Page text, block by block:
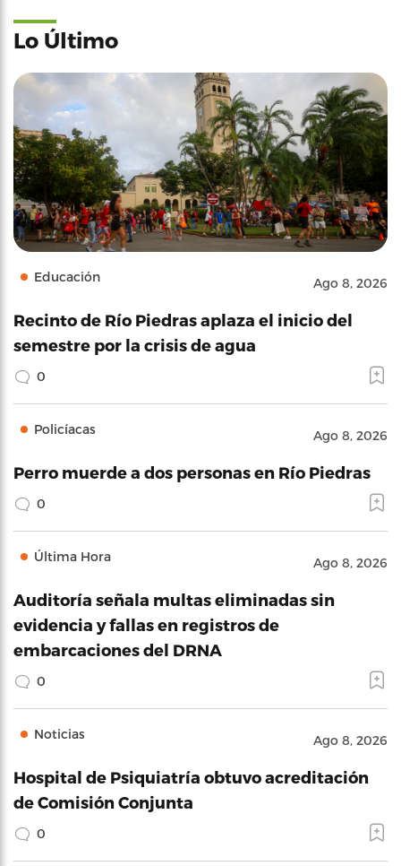
Lo Último
Educación Ago 8, 2026
Recinto de Río Piedras aplaza el inicio del
semestre por la crisis de agua
0
Policíacas Ago 8, 2026
Perro muerde a dos personas en Río Piedras
0
Última Hora Ago 8, 2026
Auditoría señala multas eliminadas sin
evidencia y fallas en registros de
embarcaciones del DRNA
0
Noticias Ago 8, 2026
Hospital de Psiquiatría obtuvo acreditación
de Comisión Conjunta
0